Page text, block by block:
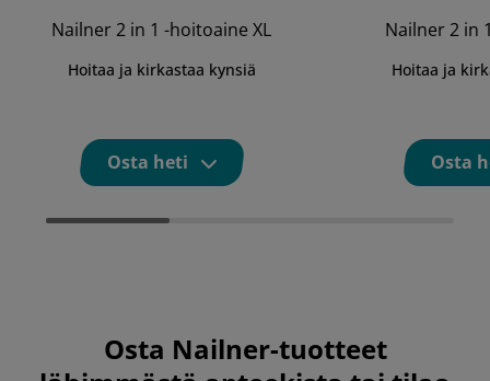
Nailner 2 in 1 -hoitoaine XL
Hoitaa ja kirkastaa kynsiä
Osta heti
Nailner 2 in
Hoitaa ja
Osta
Osta Nailner-tuotteet